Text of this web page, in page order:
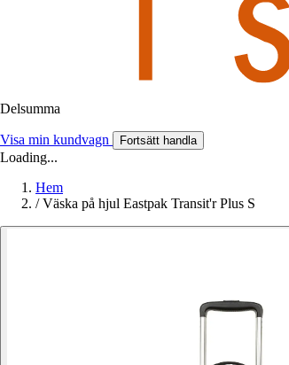
Delsumma
Visa min kundvagn Fortsätt handla
Loading...
Hem
/ Väska på hjul Eastpak Transit'r Plus S